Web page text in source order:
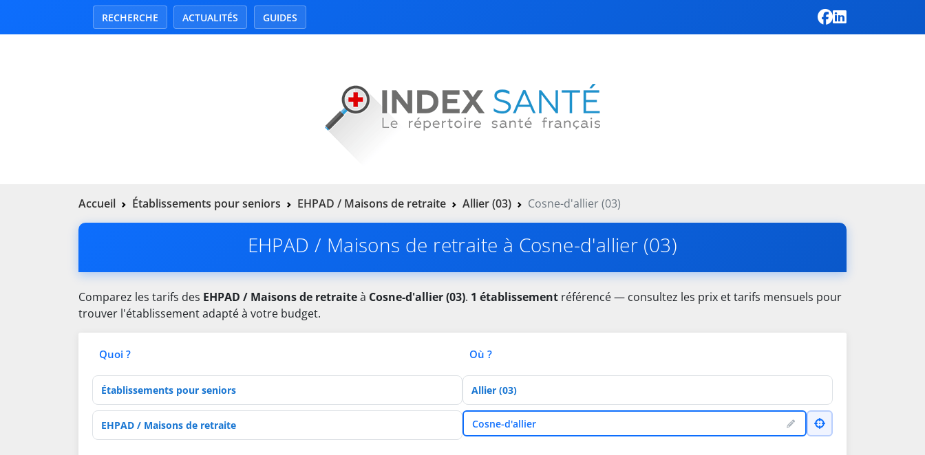
RECHERCHE ACTUALITÉS GUIDES
Accueil Établissements pour seniors EHPAD / Maisons de retraite Allier (03) Cosne-d'allier (03)
EHPAD / Maisons de retraite à Cosne-d'allier (03)
Comparez les tarifs des EHPAD / Maisons de retraiteà Cosne-d'allier (03). 1 établissement référencé — consultez les prix et tarifs mensuels pour
trouver l'établissement adapté à votre budget.
Quoi ?
Type d'établissement
Activités de soins
Où ?
Département
VilleCosne-d'allier